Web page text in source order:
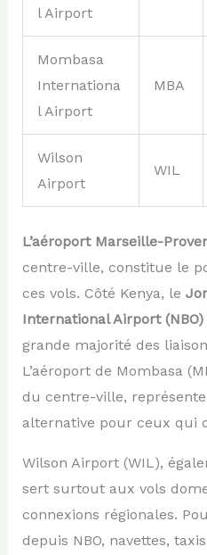
l Airport
Mombasa
Internationa
l Airport
MBA
Wilson
Airport
WIL
L’aéroport Marseille-
centre-ville, constitue le
ces vols. Côté Kenya, le
International Airport (NBO)
grande majorité des
L’aéroport de Mombasa
du centre-ville,
alternative pour ceux qui
Wilson Airport (WIL),
sert surtout aux vols
connexions régionales.
depuis NBO, navettes,